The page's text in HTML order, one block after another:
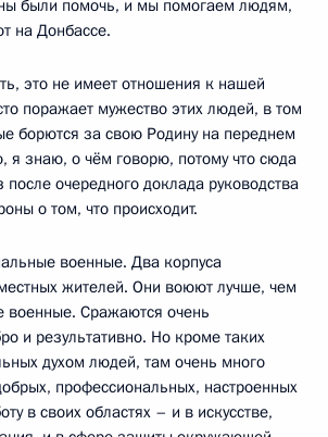
были помочь, и мы помогаем людям,
на Донбассе.
это не имеет отношения к нашей
поражает мужество этих людей, в том
борются за свою Родину на переднем
я знаю, о чём говорю, потому что сюда
после очередного доклада руководства
о том, что происходит.
военные. Два корпуса
жителей. Они воюют лучше, чем
военные. Сражаются очень
и результативно. Но кроме таких
духом людей, там очень много
профессиональных, настроенных
в своих областях – и в искусстве,